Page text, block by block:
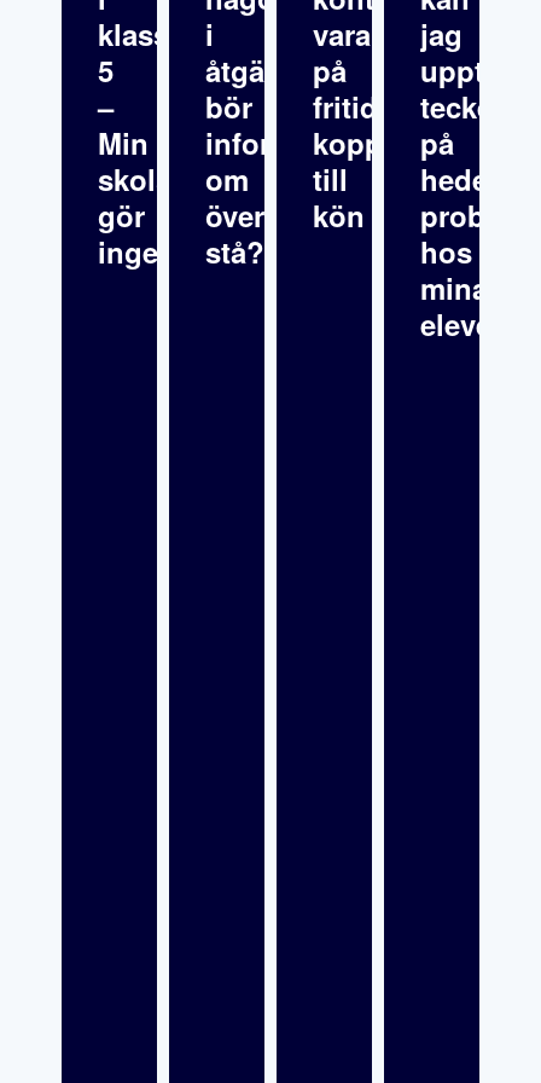
klass
5
–
Min
skolsköterska
gör
inget
i
åtgärdsprogrammet
bör
informationen
om
överklagande
stå?
varandra
på
fritids
kopplat
till
kön
jag
tecken
på
hos
mina
elever?